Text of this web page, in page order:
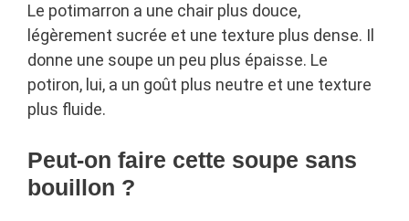
Le potimarron a une chair plus douce,
légèrement sucrée et une texture plus dense. Il
donne une soupe un peu plus épaisse. Le
potiron, lui, a un goût plus neutre et une texture
plus fluide.
Peut-on faire cette soupe sans
bouillon ?